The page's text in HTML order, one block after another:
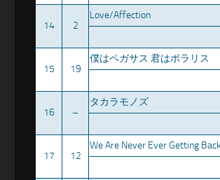
14 2
Love/Affection
15 19
僕はペガサス 君はポラリス
16 –
タカラモノズ
17 12
We Are Never Ever Getting